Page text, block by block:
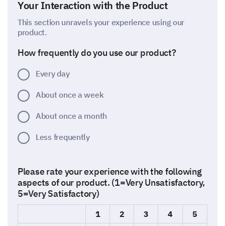
Your Interaction with the Product
This section unravels your experience using our
product.
How frequently do you use our product?
Every day
About once a week
About once a month
Less frequently
Please rate your experience with the following
aspects of our product. (1=Very Unsatisfactory,
5=Very Satisfactory)
1 2 3 4
5